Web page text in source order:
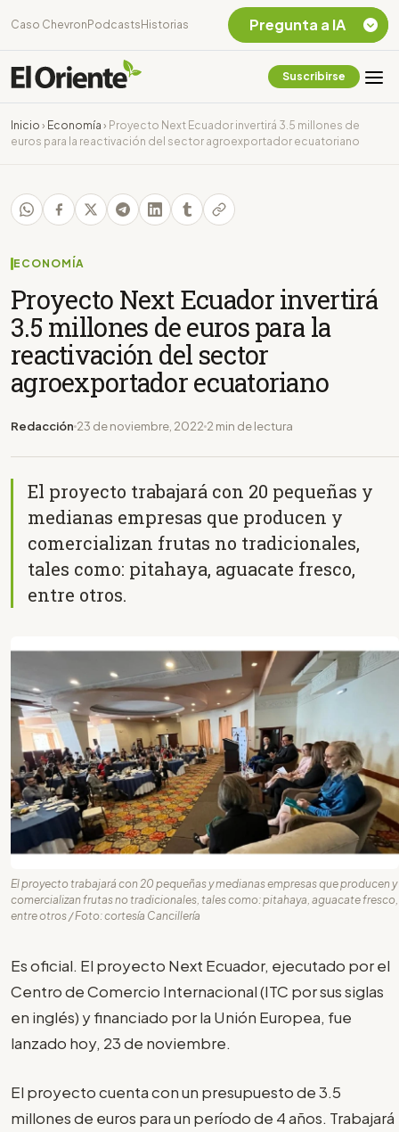
Caso Chevron Podcasts Historias
Suscribirse
Inicio › Economía › Proyecto Next Ecuador invertirá 3.5 millones de
euros para la reactivación del sector agroexportador ecuatoriano
ECONOMÍA
Proyecto Next Ecuador invertirá
3.5 millones de euros para la
reactivación del sector
agroexportador ecuatoriano
Redacción 23 de noviembre, 2022 2 min de lectura
El proyecto trabajará con 20 pequeñas y
medianas empresas que producen y
comercializan frutas no tradicionales,
tales como: pitahaya, aguacate fresco,
entre otros.
El proyecto trabajará con 20 pequeñas y medianas empresas que producen y
comercializan frutas no tradicionales, tales como: pitahaya, aguacate fresco,
entre otros / Foto: cortesía Cancillería
Es oficial. El proyecto Next Ecuador, ejecutado por el
Centro de Comercio Internacional (ITC por sus siglas
en inglés) y financiado por la Unión Europea, fue
lanzado hoy, 23 de noviembre.
El proyecto cuenta con un presupuesto de 3.5
millones de euros para un período de 4 años. Trabajará
Pregunta a IA
Chevron Ecuador